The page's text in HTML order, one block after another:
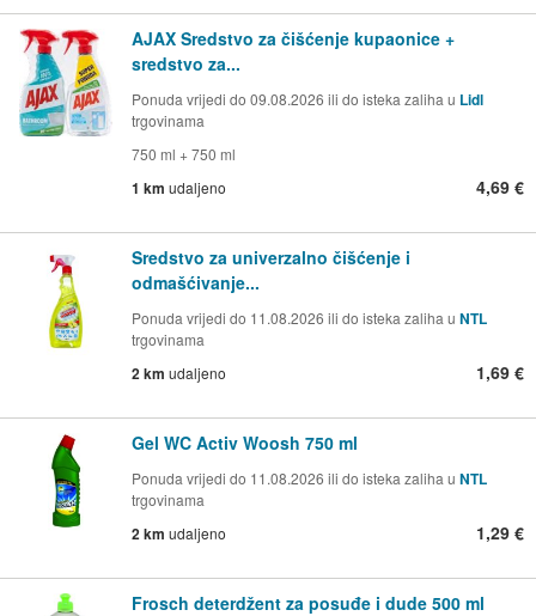
AJAX Sredstvo za čišćenje kupaonice +
sredstvo za...
Ponuda vrijedi do 09.08.2026 ili do isteka zaliha u Lidl
trgovinama
750 ml + 750 ml
1 km udaljeno 4,69 €
Sredstvo za univerzalno čišćenje i
odmašćivanje...
Ponuda vrijedi do 11.08.2026 ili do isteka zaliha u NTL
trgovinama
2 km udaljeno 1,69 €
Gel WC Activ Woosh 750 ml
Ponuda vrijedi do 11.08.2026 ili do isteka zaliha u NTL
trgovinama
2 km udaljeno 1,29 €
Frosch deterdžent za posuđe i dude 500 ml